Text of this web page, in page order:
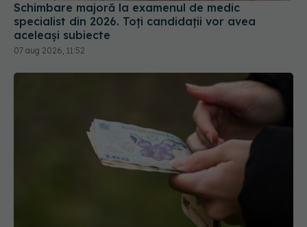
Schimbare majoră la examenul de medic
specialist din 2026. Toți candidații vor avea
aceleași subiecte
07 aug 2026, 11:52